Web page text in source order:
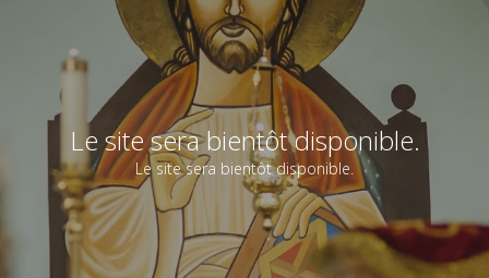
Le site sera bientôt disponible.
Le site sera bientôt disponible.